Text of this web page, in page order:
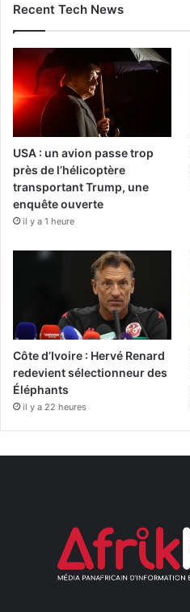
Recent Tech News
USA : un avion passe trop
près de l’hélicoptère
transportant Trump, une
enquête ouverte
il y a 1 heure
Côte d’Ivoire : Hervé Renard
redevient sélectionneur des
Éléphants
il y a 22 heures